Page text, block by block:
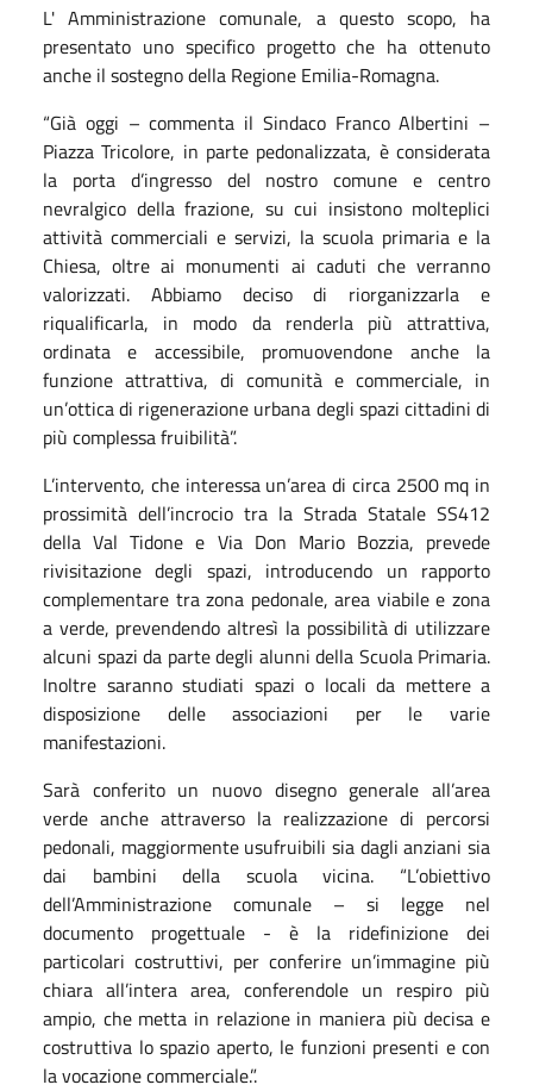
L' Amministrazione comunale, a questo scopo, ha
presentato uno specifico progetto che ha ottenuto
anche il sostegno della Regione Emilia-Romagna.
“Già oggi – commenta il Sindaco Franco Albertini –
Piazza Tricolore, in parte pedonalizzata, è considerata
la porta d’ingresso del nostro comune e centro
nevralgico della frazione, su cui insistono molteplici
attività commerciali e servizi, la scuola primaria e la
Chiesa, oltre ai monumenti ai caduti che verranno
valorizzati. Abbiamo deciso di riorganizzarla e
riqualificarla, in modo da renderla più attrattiva,
ordinata e accessibile, promuovendone anche la
funzione attrattiva, di comunità e commerciale, in
un’ottica di rigenerazione urbana degli spazi cittadini di
più complessa fruibilità”.
L’intervento, che interessa un’area di circa 2500 mq in
prossimità dell’incrocio tra la Strada Statale SS412
della Val Tidone e Via Don Mario Bozzia, prevede
rivisitazione degli spazi, introducendo un rapporto
complementare tra zona pedonale, area viabile e zona
a verde, prevendendo altresì la possibilità di utilizzare
alcuni spazi da parte degli alunni della Scuola Primaria.
Inoltre saranno studiati spazi o locali da mettere a
disposizione delle associazioni per le varie
manifestazioni.
Sarà conferito un nuovo disegno generale all’area
verde anche attraverso la realizzazione di percorsi
pedonali, maggiormente usufruibili sia dagli anziani sia
dai bambini della scuola vicina. “L’obiettivo
dell’Amministrazione comunale – si legge nel
documento progettuale - è la ridefinizione dei
particolari costruttivi, per conferire un’immagine più
chiara all’intera area, conferendole un respiro più
ampio, che metta in relazione in maniera più decisa e
costruttiva lo spazio aperto, le funzioni presenti e con
la vocazione commerciale.”.